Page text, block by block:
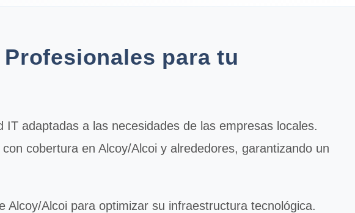
para tu
IT adaptadas a las necesidades de las empresas locales.
cobertura en Alcoy/Alcoi y alrededores, garantizando un
Alcoy/Alcoi para optimizar su infraestructura tecnológica.